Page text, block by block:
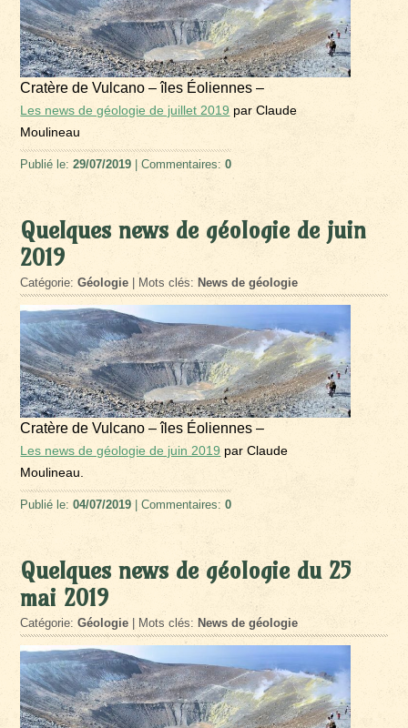
Cratère de Vulcano – îles Éoliennes –
Les news de géologie de juillet 2019 par Claude
Moulineau
Publié le:29/07/2019 | Commentaires:0
Quelques news de géologie de juin
2019
Catégorie:Géologie | Mots clés: News de géologie
Cratère de Vulcano – îles Éoliennes –
Les news de géologie de juin 2019 par Claude
Moulineau.
Publié le:04/07/2019 | Commentaires:0
Quelques news de géologie du 25
mai 2019
Catégorie:Géologie | Mots clés: News de géologie